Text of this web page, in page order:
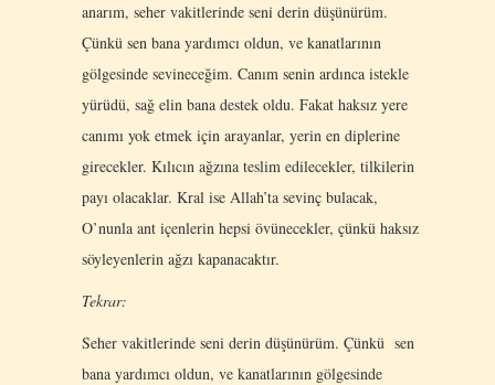
anarım, seher vakitlerinde seni derin düşünürüm.
Çünkü sen bana yardımcı oldun, ve kanatlarının
gölgesinde sevineceğim. Canım senin ardınca istekle
yürüdü, sağ elin bana destek oldu. Fakat haksız yere
canımı yok etmek için arayanlar, yerin en diplerine
girecekler. Kılıcın ağzına teslim edilecekler, tilkilerin
payı olacaklar. Kral ise Allah’ta sevinç bulacak,
O’nunla ant içenlerin hepsi övünecekler, çünkü haksız
söyleyenlerin ağzı kapanacaktır.
Tekrar:
Seher vakitlerinde seni derin düşünürüm. Çünkü sen
bana yardımcı oldun, ve kanatlarının gölgesinde